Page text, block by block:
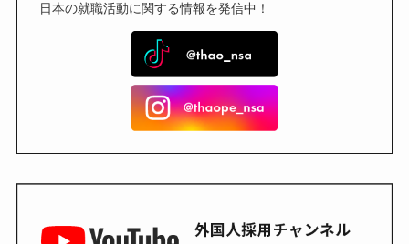
日本の就職活動に関する情報を発信中！